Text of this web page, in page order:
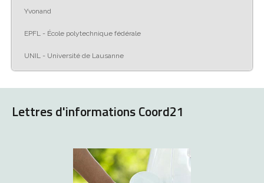
Yvonand
EPFL - École polytechnique fédérale
UNIL - Université de Lausanne
Lettres d'informations Coord21